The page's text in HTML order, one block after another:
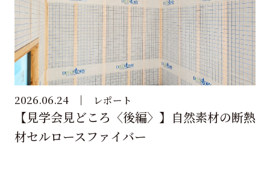
2026.06.24 レポート
【見学会見どころ〈後編〉】自然素材の断熱
材セルロースファイバー